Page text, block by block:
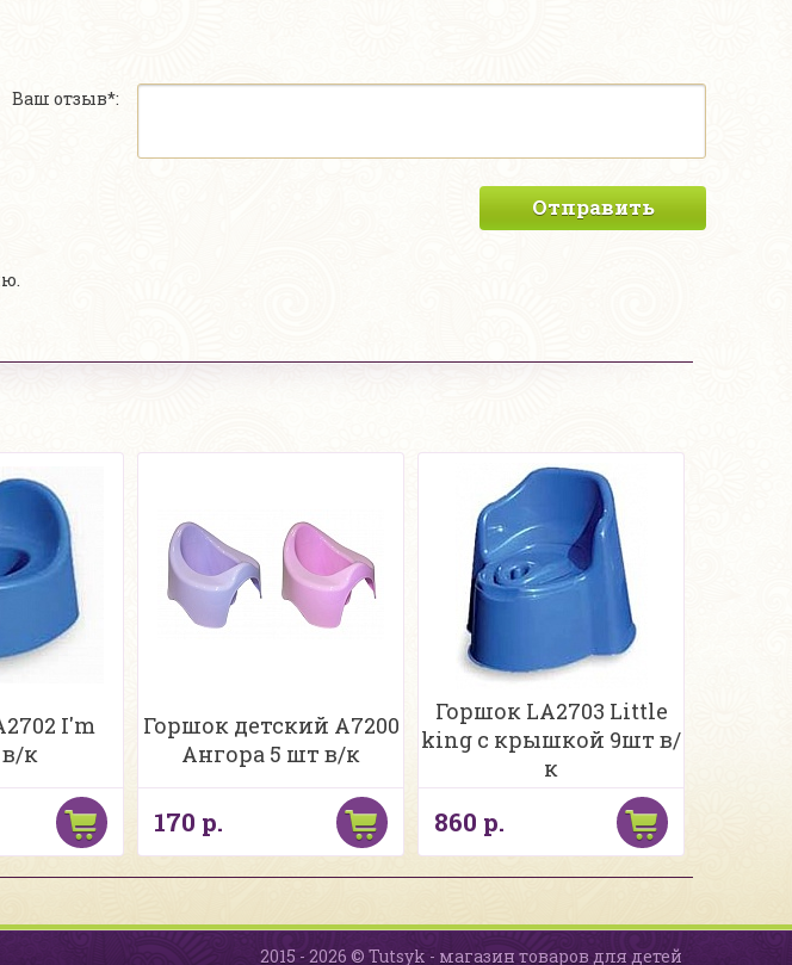
Ваш отзыв*:
Отправить
I'm
к
Горшок детский А7200
Ангора 5 шт в/к
170 р.
Горшок LA2703 Little
king c крышкой 9шт в/
к
860 р.
2015 - 2026 © Tutsyk - магазин товаров для детей